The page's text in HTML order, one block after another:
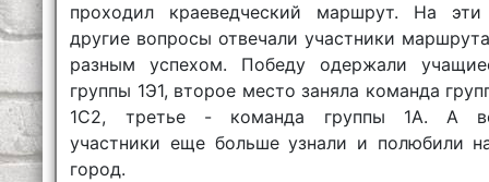
проходил краеведческий маршрут. На
другие вопросы отвечали участники
разным успехом. Победу одержали
группы 1Э1, второе место заняла команда
1С2, третье - команда группы 1А. А
участники еще больше узнали и полюбили
город.